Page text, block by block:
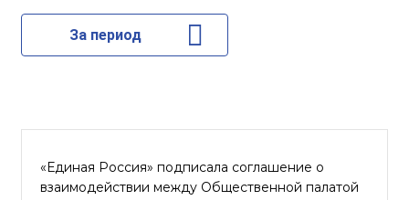
За период
«Единая Россия» подписала соглашение о
взаимодействии между Общественной палатой